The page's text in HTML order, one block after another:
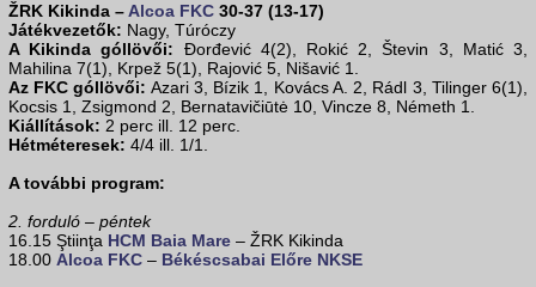
ŽRK Kikinda –Alcoa FKC 30-37 (13-17)
Játékvezetők: Nagy, Túróczy
A Kikinda góllövői: Đorđević 4(2), Rokić 2, Števin 3, Matić 3,
Mahilina 7(1), Krpež 5(1), Rajović 5, Nišavić 1.
Az FKC góllövői: Azari 3, Bízik 1, Kovács A. 2, Rádl 3, Tilinger 6(1),
Kocsis 1, Zsigmond 2, Bernatavičiūtė 10, Vincze 8, Németh 1.
Kiállítások: 2 perc ill. 12 perc.
Hétméteresek: 4/4 ill. 1/1.
A további program:
2. forduló – péntek
16.15 Ştiinţa HCM Baia Mare – ŽRK Kikinda
18.00 Alcoa FKC – Békéscsabai Előre NKSE